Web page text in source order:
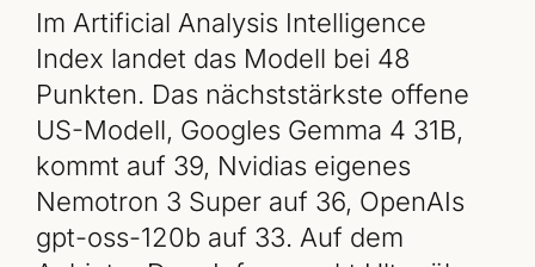
Im Artificial Analysis Intelligence
Index landet das Modell bei 48
Punkten. Das nächststärkste offene
US-Modell, Googles Gemma 4 31B,
kommt auf 39, Nvidias eigenes
Nemotron 3 Super auf 36, OpenAIs
gpt-oss-120b auf 33. Auf dem